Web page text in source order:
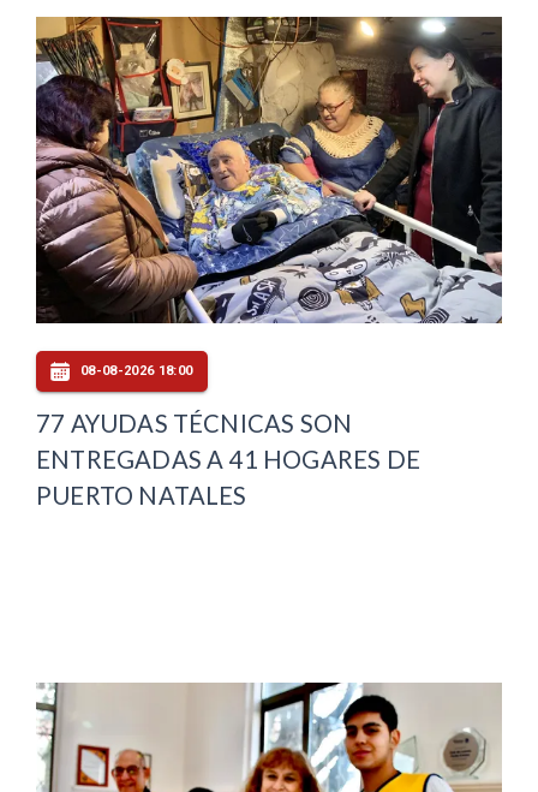
08-08-2026 18:00
77 AYUDAS TÉCNICAS SON
ENTREGADAS A 41 HOGARES DE
PUERTO NATALES